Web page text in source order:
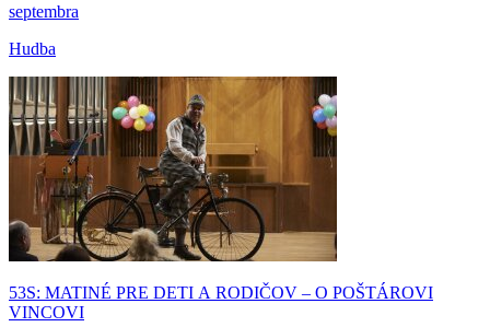
septembra
Hudba
53S: MATINÉ PRE DETI A RODIČOV – O POŠTÁROVI
VINCOVI